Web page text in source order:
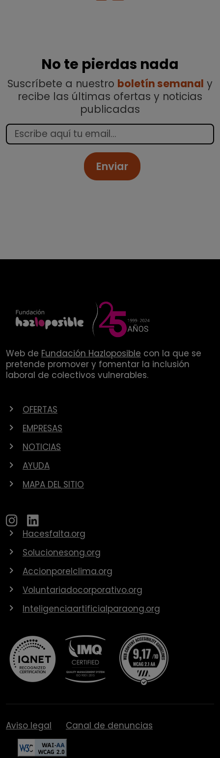
No te pierdas nada
Suscríbete a nuestro boletín semanal y
recibe las últimas ofertas y noticias
publicadas
Enviar
Web de Fundación Hazloposible con la que se
pretende promover y fomentar la inclusión
laboral de colectivos vulnerables.
OFERTAS
EMPRESAS
NOTICIAS
AYUDA
MAPA DEL SITIO
Hacesfalta.org
Solucionesong.org
Accionporelclima.org
Voluntariadocorporativo.org
Inteligenciaartificialparaong.org
Aviso legal Canal de denuncias